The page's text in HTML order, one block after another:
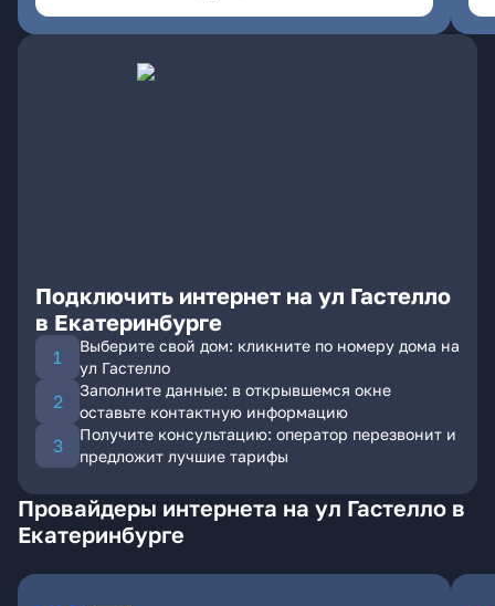
Подключить интернет на ул Гастелло
в Екатеринбурге
Выберите свой дом: кликните по номеру дома на
ул Гастелло
Заполните данные: в открывшемся окне
оставьте контактную информацию
Получите консультацию: оператор перезвонит и
предложит лучшие тарифы
Провайдеры интернета на ул Гастелло в
Екатеринбурге